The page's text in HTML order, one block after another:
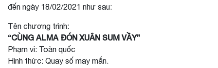
đến ngày 18/02/2021 như sau:
Tên chương trình:
“CÙNG ALMA ĐÓN XUÂN SUM VẦY”
Phạm vi: Toàn quốc
Hình thức: Quay số may mắn.